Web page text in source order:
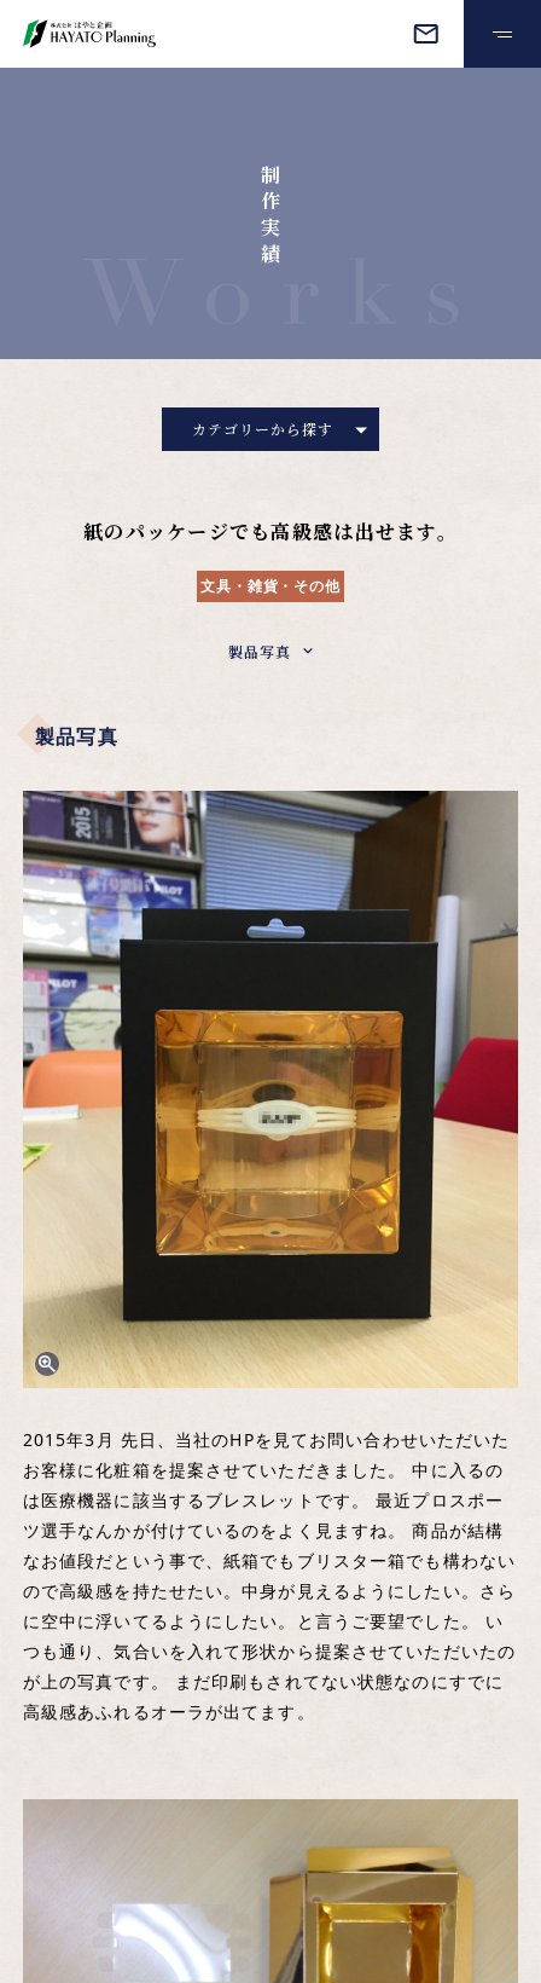
制
作
実
績
カテゴリーから探す
紙のパッケージでも高級感は出せます。
文具・雑貨・その他
製品写真
製品写真
2015年3月 先日、当社のHPを見てお問い合わせいただいた
お客様に化粧箱を提案させていただきました。 中に入るの
は医療機器に該当するブレスレットです。 最近プロスポー
ツ選手なんかが付けているのをよく見ますね。 商品が結構
なお値段だという事で、紙箱でもブリスター箱でも構わない
ので高級感を持たせたい。中身が見えるようにしたい。さら
に空中に浮いてるようにしたい。と言うご要望でした。 い
つも通り、気合いを入れて形状から提案させていただいたの
が上の写真です。 まだ印刷もされてない状態なのにすでに
高級感あふれるオーラが出てます。
制作実績
会社情報
お見積もり・ご相談